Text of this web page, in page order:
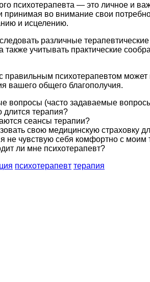
психотерапевта — это личное и
принимая во внимание свои
и исцелению.
различные
также учитывать практические
правильным психотерапевтом
вашего общего благополучия.
вопросы (часто задаваемые
длится терапия?
сеансы терапии?
свою медицинскую страховку
не чувствую себя комфортно с моим
ли мне психотерапевт?
психотерапевт терапия